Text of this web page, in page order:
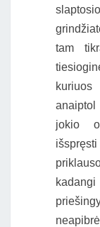
tam
jokio